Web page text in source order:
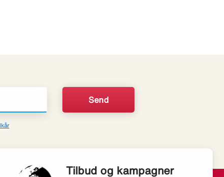
Tilbud og kampagner